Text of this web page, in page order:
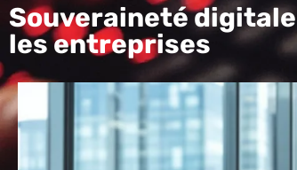
Souveraineté digitale
les entreprises